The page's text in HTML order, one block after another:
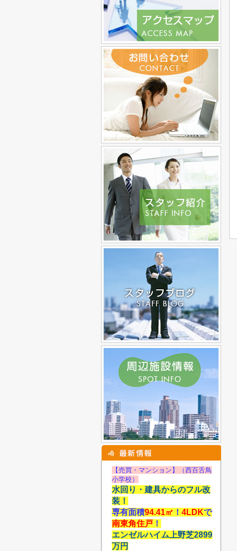
【売買・マンション】（西百舌鳥
小学校）
水回り・建具からのフル改
装！
専有面積94.41㎡ ！ 4LDKで
南東角住戸 ！
エンゼルハイム上野芝2899
万円